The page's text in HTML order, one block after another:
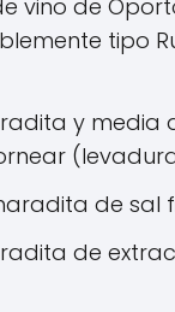
vino de
tipo
y media
de sal
de